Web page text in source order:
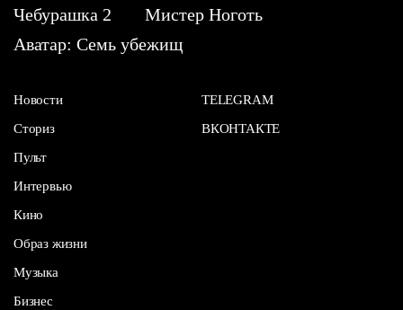
Чебурашка 2
Мистер Ноготь
Аватар: Семь убежищ
Новости
Сториз
Пульт
Интервью
Кино
Образ жизни
Музыка
Бизнес
TELEGRAM
ВКОНТАКТЕ